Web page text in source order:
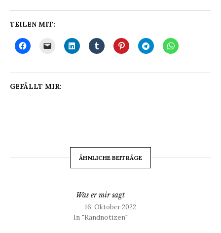
TEILEN MIT:
GEFÄLLT MIR:
ÄHNLICHE BEITRÄGE
Was er mir sagt
16. Oktober 2022
In "Randnotizen"